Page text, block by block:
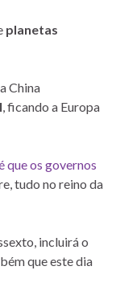
planetas
China
, ficando a Europa
que os governos
tudo no reino da
incluirá o
que este dia